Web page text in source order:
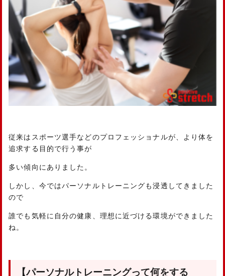
従来はスポーツ選手などのプロフェッショナルが、より体を
追求する目的で行う事が
多い傾向にありました。
しかし、今ではパーソナルトレーニングも浸透してきました
ので
誰でも気軽に自分の健康、理想に近づける環境ができました
ね。
【パーソナルトレーニングって何をする